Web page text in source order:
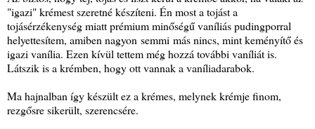
"igazi" krémest szeretné készíteni. Én most a tojást a
tojásérzékenység miatt prémium minőségű vaníliás pudingporral
helyettesítem, amiben nagyon semmi más nincs, mint keményítő és
igazi vanília. Ezen kívül tettem még hozzá további vaníliát is.
Látszik is a krémben, hogy ott vannak a vaníliadarabok.
Ma hajnalban így készült ez a krémes, melynek krémje finom,
rezgősre sikerült, szerencsére.